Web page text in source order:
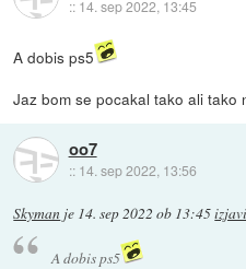
:: 14. sep 2022, 13:45
A dobis ps5
Jaz bom se pocakal tako ali tako
oo7
:: 14. sep 2022, 13:56
Skyman je 14. sep 2022 ob 13:45
A dobis ps5